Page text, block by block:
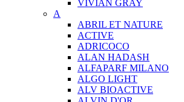
VIVIAN GRAY
A
ABRIL ET NATURE
ACTIVE
ADRICOCO
ALAN HADASH
ALFAPARF MILANO
ALGO LIGHT
ALV BIOACTIVE